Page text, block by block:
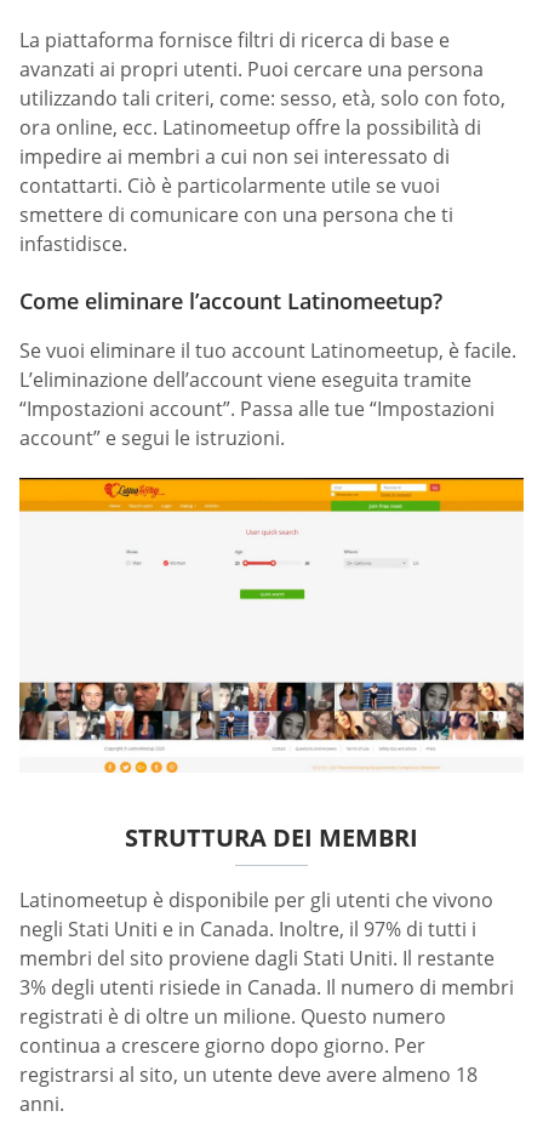
La piattaforma fornisce filtri di ricerca di base e
avanzati ai propri utenti. Puoi cercare una persona
utilizzando tali criteri, come: sesso, età, solo con foto,
ora online, ecc. Latinomeetup offre la possibilità di
impedire ai membri a cui non sei interessato di
contattarti. Ciò è particolarmente utile se vuoi
smettere di comunicare con una persona che ti
infastidisce.
Come eliminare l’account Latinomeetup?
Se vuoi eliminare il tuo account Latinomeetup, è facile.
L’eliminazione dell’account viene eseguita tramite
“Impostazioni account”. Passa alle tue “Impostazioni
account” e segui le istruzioni.
STRUTTURA DEI MEMBRI
Latinomeetup è disponibile per gli utenti che vivono
negli Stati Uniti e in Canada. Inoltre, il 97% di tutti i
membri del sito proviene dagli Stati Uniti. Il restante
3% degli utenti risiede in Canada. Il numero di membri
registrati è di oltre un milione. Questo numero
continua a crescere giorno dopo giorno. Per
registrarsi al sito, un utente deve avere almeno 18
anni.